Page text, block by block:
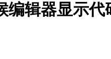
编辑器显示代